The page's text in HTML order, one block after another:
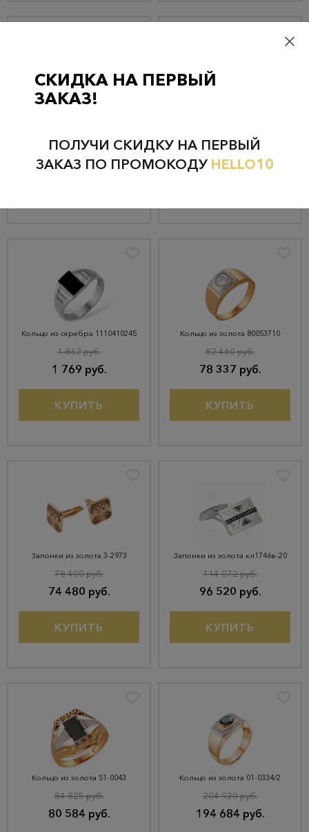
69 107 руб. 71 307 руб.
Кольцо из серебра 1110410245
1 769 руб.
1 862 руб.
КУПИТЬ
Кольцо из золота 80053710
78 337 руб.
82 460 руб.
КУПИТЬ
Запонки из золота 3-2973
74 480 руб.
78 400 руб.
КУПИТЬ
Запонки из золота кл1746в-20
96 520 руб.
114 072 руб.
КУПИТЬ
Кольцо из золота 51-0043
80 584 руб.
84 825 руб.
Кольцо из золота 01-0334/2
194 684 руб.
204 930 руб.
СКИДКА НА ПЕРВЫЙ
ЗАКАЗ!
ПОЛУЧИ СКИДКУ НА ПЕРВЫЙ
ЗАКАЗ ПО ПРОМОКОДУ HELLO10